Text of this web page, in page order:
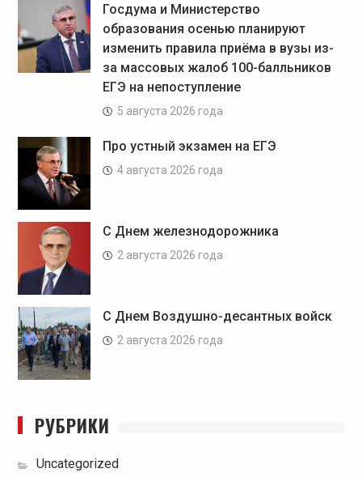
Госдума и Министерство
образования осенью планируют
изменить правила приёма в вузы из-
за массовых жалоб 100-балльников
ЕГЭ на непоступление
5 августа 2026 года
Про устный экзамен на ЕГЭ
4 августа 2026 года
С Днем железнодорожника
2 августа 2026 года
С Днем Воздушно-десантных войск
2 августа 2026 года
РУБРИКИ
Uncategorized